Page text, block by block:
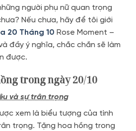
người phụ nữ quan trọng
Nếu chưa, hãy để tôi giới
20 Tháng 10 Rose Moment –
đầy ý nghĩa, chắc chắn sẽ làm
được.
trong ngày 20/10
và sự trân trọng
xem là biểu tượng của tình
trọng. Tặng hoa hồng trong